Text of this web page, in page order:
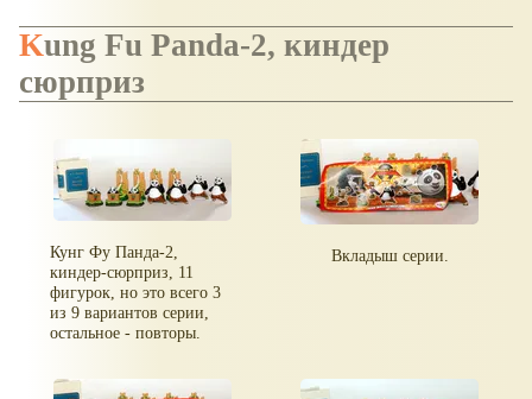
Kung Fu Panda-2, киндер
сюрприз
Кунг Фу Панда-2,
киндер-сюрприз, 11
фигурок, но это всего 3
из 9 вариантов серии,
остальное - повторы.
Вкладыш серии.